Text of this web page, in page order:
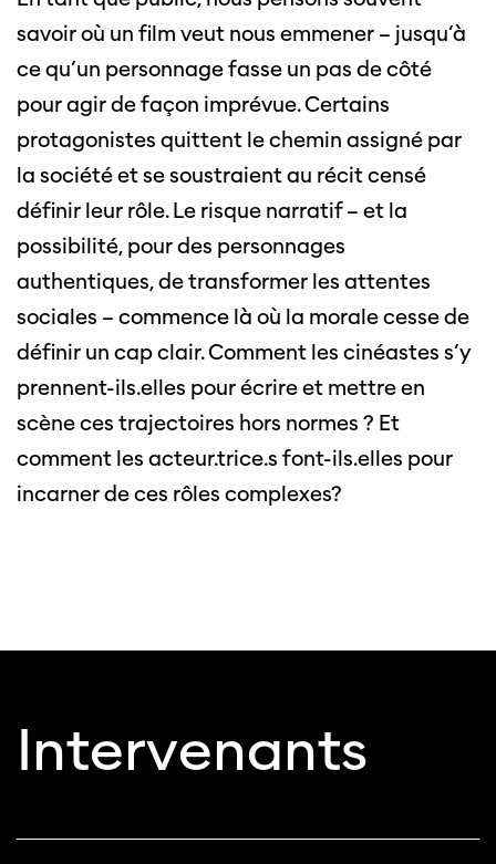
savoir où un film veut nous emmener – jusqu’à
ce qu’un personnage fasse un pas de côté
pour agir de façon imprévue. Certains
protagonistes quittent le chemin assigné par
la société et se soustraient au récit censé
définir leur rôle. Le risque narratif – et la
possibilité, pour des personnages
authentiques, de transformer les attentes
sociales – commence là où la morale cesse de
définir un cap clair. Comment les cinéastes s’y
prennent-ils.elles pour écrire et mettre en
scène ces trajectoires hors normes ? Et
comment les acteur.trice.s font-ils.elles pour
incarner de ces rôles complexes?
Intervenants